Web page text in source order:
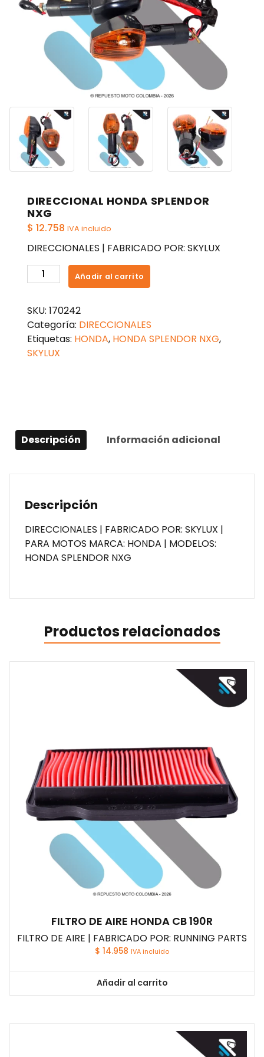
DIRECCIONAL HONDA SPLENDOR
NXG
$ 12.758 IVA incluido
DIRECCIONALES | FABRICADO POR: SKYLUX
DIRECCIONAL
HONDA
NXG
cantidad
Añadir al carrito
SKU: 170242
Categoría: DIRECCIONALES
Etiquetas: HONDA, HONDA SPLENDOR NXG,
SKYLUX
Descripción Información adicional
Descripción
DIRECCIONALES | FABRICADO POR: SKYLUX |
PARA MOTOS MARCA: HONDA | MODELOS:
HONDA SPLENDOR NXG
Productos relacionados
FILTRO DE AIRE HONDA CB 190R
FILTRO DE AIRE | FABRICADO POR: RUNNING PARTS
$ 14.958 IVA incluido
Añadir al carrito